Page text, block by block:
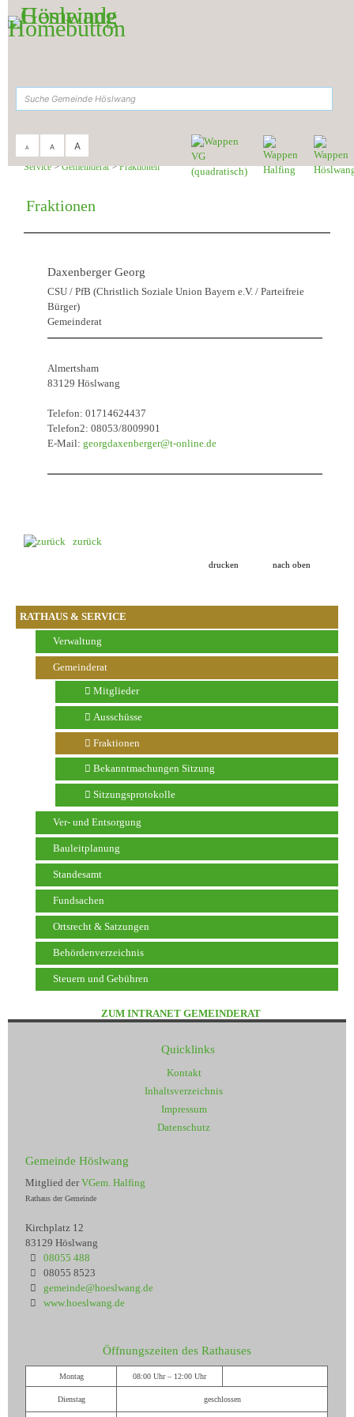
Zum Inhalt, zur Navigation
A A A
RATHAUS & SERVICE
Verwaltung
Gemeinderat
Mitglieder
Ausschüsse
Fraktionen
Bekanntmachungen Sitzung
Sitzungsprotokolle
Ver- und Entsorgung
Bauleitplanung
Standesamt
Fundsachen
Ortsrecht & Satzungen
Behördenverzeichnis
Steuern und Gebühren
Rathaus &
Service>Gemeinderat>Fraktionen
Fraktionen
Daxenberger Georg
CSU / PfB (Christlich Soziale Union Bayern e.V. / Parteifreie
Bürger)
Gemeinderat
Almertsham
83129 Höslwang
Telefon: 01714624437
Telefon2: 08053/8009901
E-Mail: georgdaxenberger@t-online.de
zurück
drucken nach oben
ZUM INTRANET GEMEINDERAT
Quicklinks
Kontakt
Inhaltsverzeichnis
Impressum
Datenschutz
Gemeinde Höslwang
Mitglied derVGem. Halfing
Rathaus der Gemeinde
Kirchplatz 12
83129 Höslwang
08055 488
08055 8523
gemeinde@hoeslwang.de
www.hoeslwang.de
Öffnungszeiten des Rathauses
Montag 08:00 Uhr – 12:00 Uhr
Dienstag geschlossen